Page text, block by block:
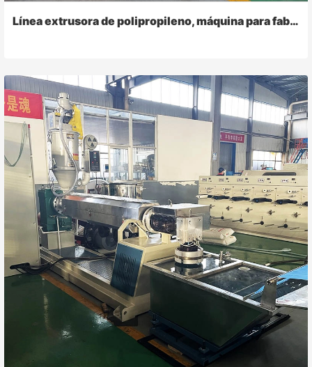
Línea extrusora de polipropileno, máquina para fabricar rafia de cuerda